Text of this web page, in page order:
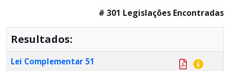
# 301 Legislações Encontradas
Resultados:
Lei Complementar 51